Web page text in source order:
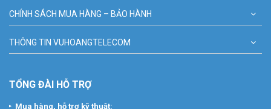
CHÍNH SÁCH MUA HÀNG – BẢO HÀNH
THÔNG TIN VUHOANGTELECOM
TỔNG ĐÀI HỖ TRỢ
Mua hàng, hỗ trợ kỹ thuật: